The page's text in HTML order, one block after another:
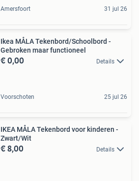
Amersfoort 31 jul 26
Ikea MÅLA Tekenbord/Schoolbord -
Gebroken maar functioneel
€ 0,00 Details
Voorschoten 25 jul 26
IKEA MÅLA Tekenbord voor kinderen -
Zwart/Wit
€ 8,00 Details